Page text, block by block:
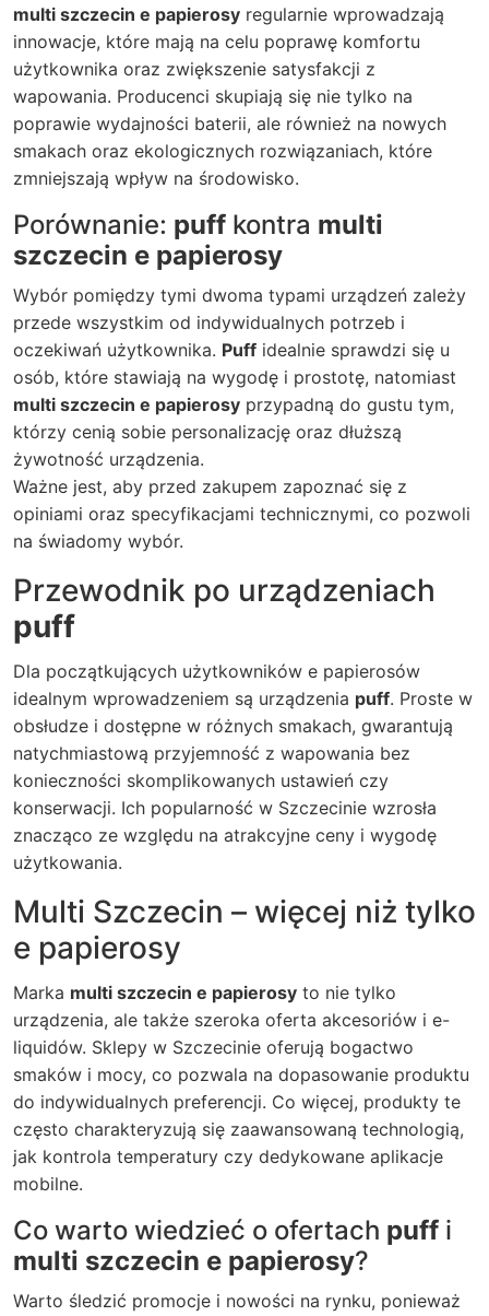
multi szczecin e papierosy regularnie wprowadzają
innowacje, które mają na celu poprawę komfortu
użytkownika oraz zwiększenie satysfakcji z
wapowania. Producenci skupiają się nie tylko na
poprawie wydajności baterii, ale również na nowych
smakach oraz ekologicznych rozwiązaniach, które
zmniejszają wpływ na środowisko.
Porównanie: puff kontra multi
szczecin e papierosy
Wybór pomiędzy tymi dwoma typami urządzeń zależy
przede wszystkim od indywidualnych potrzeb i
oczekiwań użytkownika. Puff idealnie sprawdzi się u
osób, które stawiają na wygodę i prostotę, natomiast
multi szczecin e papierosy przypadną do gustu tym,
którzy cenią sobie personalizację oraz dłuższą
żywotność urządzenia.
Ważne jest, aby przed zakupem zapoznać się z
opiniami oraz specyfikacjami technicznymi, co pozwoli
na świadomy wybór.
Przewodnik po urządzeniach
puff
Dla początkujących użytkowników e papierosów
idealnym wprowadzeniem są urządzenia puff. Proste w
obsłudze i dostępne w różnych smakach, gwarantują
natychmiastową przyjemność z wapowania bez
konieczności skomplikowanych ustawień czy
konserwacji. Ich popularność w Szczecinie wzrosła
znacząco ze względu na atrakcyjne ceny i wygodę
użytkowania.
Multi Szczecin – więcej niż tylko
e papierosy
Marka multi szczecin e papierosy to nie tylko
urządzenia, ale także szeroka oferta akcesoriów i e-
liquidów. Sklepy w Szczecinie oferują bogactwo
smaków i mocy, co pozwala na dopasowanie produktu
do indywidualnych preferencji. Co więcej, produkty te
często charakteryzują się zaawansowaną technologią,
jak kontrola temperatury czy dedykowane aplikacje
mobilne.
Co warto wiedzieć o ofertach puff i
multi szczecin e papierosy?
Warto śledzić promocje i nowości na rynku, ponieważ